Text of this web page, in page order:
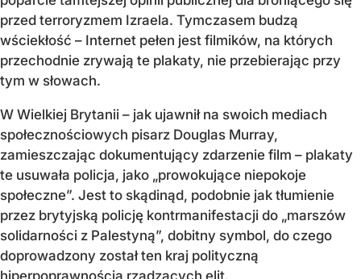
przed terroryzmem Izraela. Tymczasem budzą
wściekłość – Internet pełen jest filmików, na których
przechodnie zrywają te plakaty, nie przebierając przy
tym w słowach.
W Wielkiej Brytanii – jak ujawnił na swoich mediach
społecznościowych pisarz Douglas Murray,
zamieszczając dokumentujący zdarzenie film – plakaty
te usuwała policja, jako „prowokujące niepokoje
społeczne”. Jest to skądinąd, podobnie jak tłumienie
przez brytyjską policję kontrmanifestacji do „marszów
solidarności z Palestyną”, dobitny symbol, do czego
doprowadzony został ten kraj polityczną
hiperpoprawnością rządzących elit.